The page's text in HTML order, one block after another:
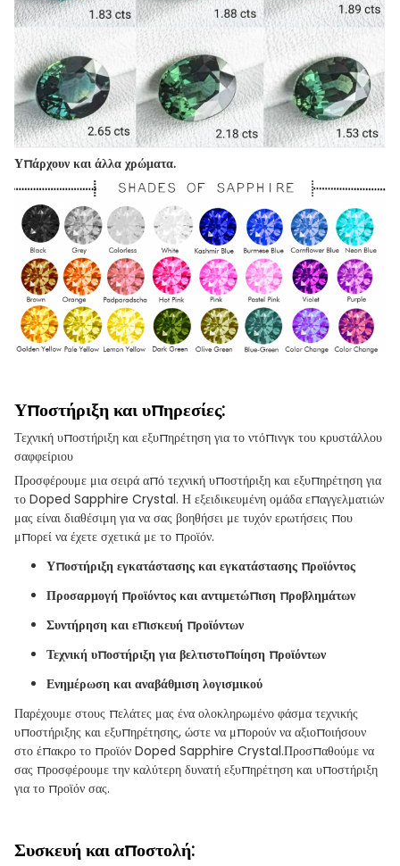
Υπάρχουν και άλλα χρώματα.
Υποστήριξη και υπηρεσίες:
Τεχνική υποστήριξη και εξυπηρέτηση για το ντόπινγκ του κρυστάλλου
σαφφείριου
Προσφέρουμε μια σειρά από τεχνική υποστήριξη και εξυπηρέτηση για
το Doped Sapphire Crystal. Η εξειδικευμένη ομάδα επαγγελματιών
μας είναι διαθέσιμη για να σας βοηθήσει με τυχόν ερωτήσεις που
μπορεί να έχετε σχετικά με το προϊόν.
Υποστήριξη εγκατάστασης και εγκατάστασης προϊόντος
Προσαρμογή προϊόντος και αντιμετώπιση προβλημάτων
Συντήρηση και επισκευή προϊόντων
Τεχνική υποστήριξη για βελτιστοποίηση προϊόντων
Ενημέρωση και αναβάθμιση λογισμικού
Παρέχουμε στους πελάτες μας ένα ολοκληρωμένο φάσμα τεχνικής
υποστήριξης και εξυπηρέτησης, ώστε να μπορούν να αξιοποιήσουν
στο έπακρο το προϊόν Doped Sapphire Crystal.Προσπαθούμε να
σας προσφέρουμε την καλύτερη δυνατή εξυπηρέτηση και υποστήριξη
για το προϊόν σας.
Συσκευή και αποστολή: